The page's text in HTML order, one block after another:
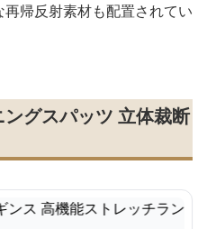
帰反射素材も配置されてい
グスパッツ 立体裁断